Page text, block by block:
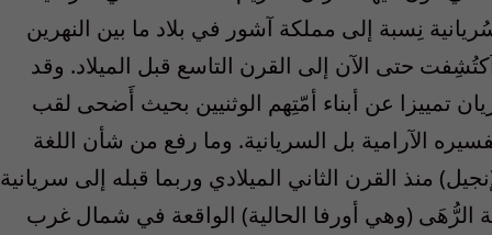
نِسبة إلى مملكة آشور في بلاد ما بين النهرين
حتى الآن إلى القرن التاسع قبل الميلاد. وقد
تمييزا عن أبناء أمّتِهم الوثنيين بحيث أَضحى لقب
الآرامية بل السريانية. وما رفع من شأن اللغة
منذ القرن الثاني الميلادي وربما قبله إلى سريانية
الرُّهَى (وهي أورفا الحالية) الواقعة في شمال غرب